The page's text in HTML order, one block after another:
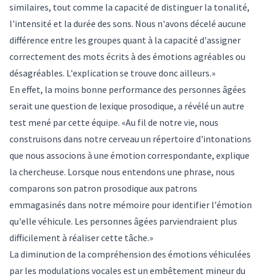
similaires, tout comme la capacité de distinguer la tonalité,
l'intensité et la durée des sons. Nous n'avons décelé aucune
différence entre les groupes quant à la capacité d'assigner
correctement des mots écrits à des émotions agréables ou
désagréables. L'explication se trouve donc ailleurs.»
En effet, la moins bonne performance des personnes âgées
serait une question de lexique prosodique, a révélé un autre
test mené par cette équipe. «Au fil de notre vie, nous
construisons dans notre cerveau un répertoire d'intonations
que nous associons à une émotion correspondante, explique
la chercheuse. Lorsque nous entendons une phrase, nous
comparons son patron prosodique aux patrons
emmagasinés dans notre mémoire pour identifier l'émotion
qu'elle véhicule. Les personnes âgées parviendraient plus
difficilement à réaliser cette tâche.»
La diminution de la compréhension des émotions véhiculées
par les modulations vocales est un embêtement mineur du